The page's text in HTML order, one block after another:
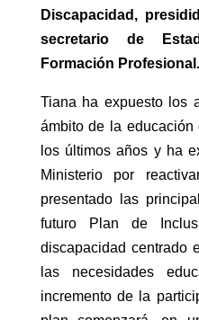
Discapacidad,
secretario de
Formación Profesional.
Tiana ha expuesto los
ámbito de la
los últimos años y ha
Ministerio por
presentado las
futuro Plan de
discapacidad centrado
las necesidades
incremento de la